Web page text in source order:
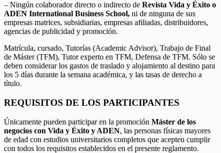
– Ningún colaborador directo o indirecto de Revista Vida y Éxito o
ADEN International Business School, ni de ninguna de sus
empresas matrices, subsidiarias, empresas afiliadas, distribuidores,
agencias de publicidad y promoción.
Matrícula, cursado, Tutorías (Academic Advisor), Trabajo de Final
de Máster (TFM), Tutor experto en TFM, Defensa de TFM. Sólo se
deben considerar los gastos de traslado y alojamiento al destino para
los 5 días durante la semana académica, y las tasas de derecho a
título.
REQUISITOS DE LOS PARTICIPANTES
Únicamente pueden participar en la promoción Máster de los
negocios con Vida y Éxito y ADEN, las personas físicas mayores
de edad con estudios universitarios completos que acepten cumplir
con todos los requisitos establecidos en el presente reglamento.